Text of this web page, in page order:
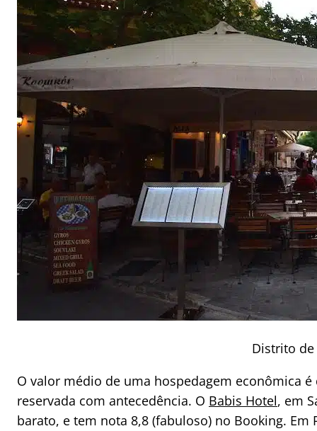
Distrito de
O valor médio de uma hospedagem econômica
reservada com antecedência. O Babis Hotel, em
barato, e tem nota 8,8 (fabuloso) no Booking. Em